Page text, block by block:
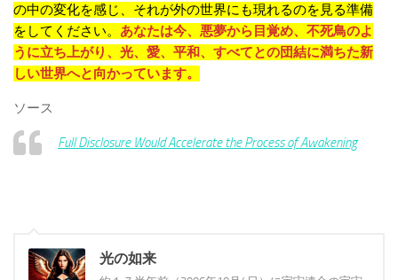
の中の変化を感じ、それが外の世界にも現れるのを見る準備
をしてください。 あなたは今、悪夢から目覚め、不死鳥のよ
うに立ち上がり、光、愛、平和、すべてとの団結に満ちた新
しい世界へと向かっています。
ソース
Full Disclosure Would Accelerate the Process of Awakening
光の如来